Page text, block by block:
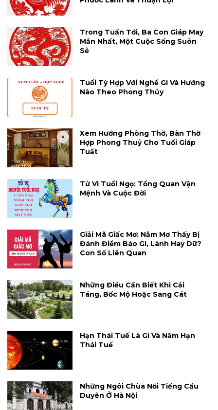
Trong Tuần Tới, Ba Con Giáp May
Mắn Nhất, Một Cuộc Sống Suôn
Sẻ
Tuổi Tý Hợp Với Nghề Gì Và Hướng
Nào Theo Phong Thủy
Xem Hướng Phòng Thờ, Bàn Thờ
Hợp Phong Thuỷ Cho Tuổi Giáp
Tuất
Tử Vi Tuổi Ngọ: Tổng Quan Vận
Mệnh Và Cuộc Đời
Giải Mã Giấc Mơ: Nằm Mơ Thấy Bị
Đánh Điềm Báo Gì, Lành Hay Dữ?
Con Số Liên Quan
Những Điều Cần Biết Khi Cải
Táng, Bốc Mộ Hoặc Sang Cát
Hạn Thái Tuế Là Gì Và Năm Hạn
Thái Tuế
Những Ngôi Chùa Nổi Tiếng Cầu
Duyên Ở Hà Nội